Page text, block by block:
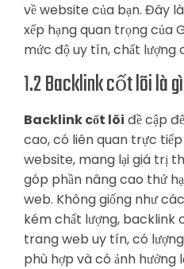
về website của bạn. Đây
xếp hạng quan trọng của
mức độ uy tín, chất lượng
1.2 Backlink cốt lõi là
Backlink cốt lõi đề cập
cao, có liên quan trực
website, mang lại giá trị
góp phần nâng cao thứ
web. Không giống như
kém chất lượng, backlink
trang web uy tín, có
phù hợp và có ảnh